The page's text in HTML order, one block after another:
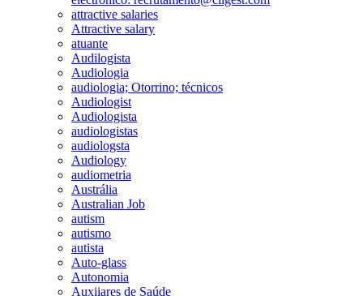
attractive salaries
Attractive salary
atuante
Audilogista
Audiologia
audiologia; Otorrino; técnicos
Audiologist
Audiologista
audiologistas
audiologsta
Audiology
audiometria
Austrália
Australian Job
autism
autismo
autista
Auto-glass
Autonomia
Auxiiares de Saúde